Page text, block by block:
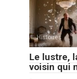
Histoires
Le lustre,
voisin qui